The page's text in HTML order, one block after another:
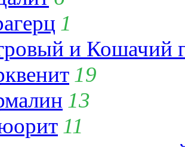
1
и Кошачий
19
13
11